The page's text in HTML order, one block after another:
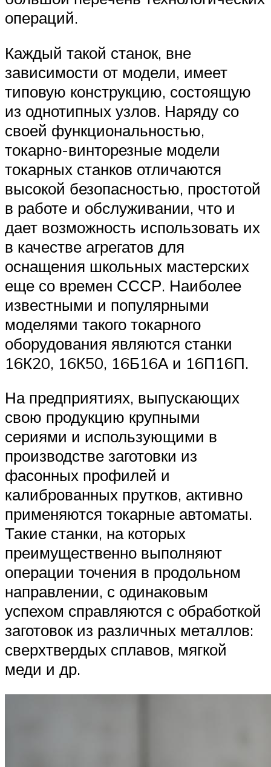
операций.
Каждый такой станок, вне
зависимости от модели, имеет
типовую конструкцию, состоящую
из однотипных узлов. Наряду со
своей функциональностью,
токарно-винторезные модели
токарных станков отличаются
высокой безопасностью, простотой
в работе и обслуживании, что и
дает возможность использовать их
в качестве агрегатов для
оснащения школьных мастерских
еще со времен СССР. Наиболее
известными и популярными
моделями такого токарного
оборудования являются станки
16К20, 16К50, 16Б16А и 16П16П.
На предприятиях, выпускающих
свою продукцию крупными
сериями и использующими в
производстве заготовки из
фасонных профилей и
калиброванных прутков, активно
применяются токарные автоматы.
Такие станки, на которых
преимущественно выполняют
операции точения в продольном
направлении, с одинаковым
успехом справляются с обработкой
заготовок из различных металлов:
сверхтвердых сплавов, мягкой
меди и др.